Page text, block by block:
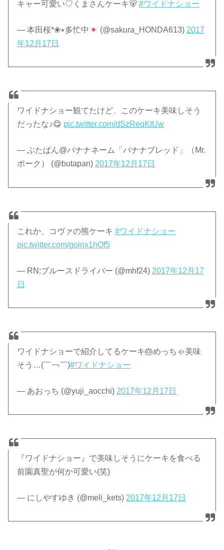
キャー可愛い♡くまさんケーキ🐻#ワイドナショー
— 本田桜*❀٭多忙中 (@sakura_HONDA613) 2017
年12月17日
ワイドナショー観てたけど、このケーキ美味しそう
だったな♪😋 pic.twitter.com/dSzReqKtUw
— ぶたぱん@バナナネーム「バナナブレッド」（Mr.
ポーク） (@butapan) 2017年12月17日
これか、コヴァの熊ケーキ#ワイドナショー
pic.twitter.com/goinx1hOf5
— RN:ブルースドライバー (@mhf24) 2017年12月17
日
ワイドナショーで紹介してるケーキ🎂めっちゃ美味
そう…(￣￢￣)#ワイドナショー
— あおっち (@yuji_aocchi) 2017年12月17日
『ワイドナショー』で美味しそうにケーキを食べる
前園真聖が何か可愛い(笑)
— にしやすゆき (@meli_kets) 2017年12月17日